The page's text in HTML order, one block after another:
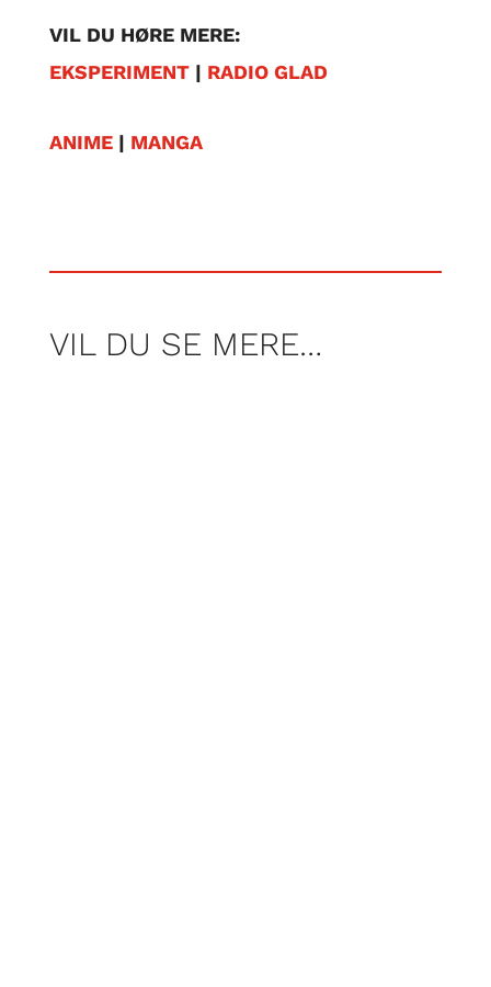
VIL DU HØRE MERE:
EKSPERIMENT| RADIO GLAD
ANIME| MANGA
VIL DU SE MERE…